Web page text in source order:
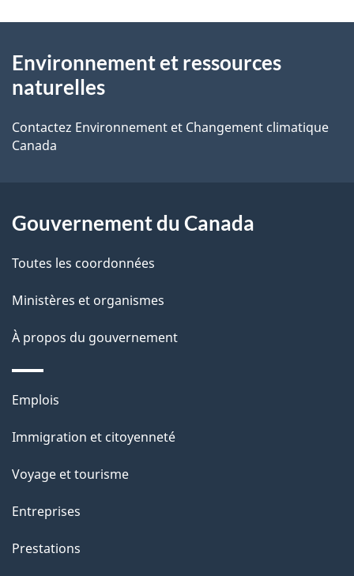
l
s
d
e
l
p
a
g
e
o
t
r
r
é
o
c
t
o
n
s
r
c
t
t
propos
de
ce
Environnement et ressources
naturelles
Contactez Environnement et Changement climatique
Canada
Gouvernement du Canada
Toutes les coordonnées
Ministères et organismes
À propos du gouvernement
Thèmes
sujets
Emplois
Immigration et citoyenneté
Voyage et tourisme
Entreprises
Prestations